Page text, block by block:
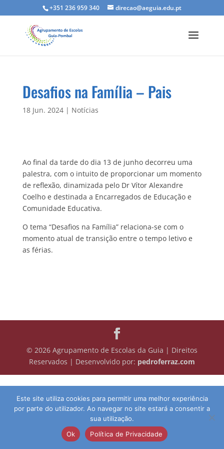
+351 236 959 340 direcao@aeguia.edu.pt
Desafios na Família – Pais
18 Jun. 2024| Notícias
Ao final da tarde do dia 13 de junho decorreu uma
palestra, com o intuito de proporcionar um momento
de reflexão, dinamizada pelo Dr Vítor Alexandre
Coelho e destinada a Encarregados de Educação e
Comunidade Educativa.
O tema “Desafios na Família” relaciona-se com o
momento atual de transição entre o tempo letivo e
as férias.
© 2026 Agrupamento de Escolas da Guia | Direitos
Reservados | Desenvolvido por: pedroferraz.com
Este site utiliza cookies para permitir uma melhor experiência
por parte do utilizador. Ao navegar no site estará a consentir a
sua utilização.
Ok
Política de Privacidade